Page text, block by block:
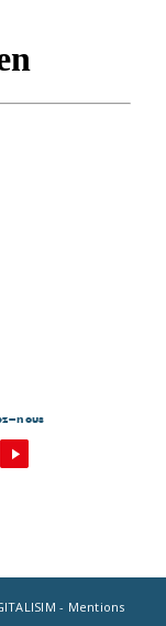
nous
- Mentions